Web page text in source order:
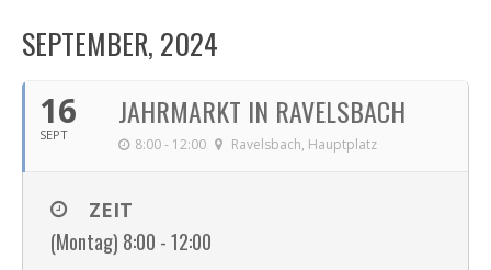
SEPTEMBER, 2024
16
SEPT
JAHRMARKT IN RAVELSBACH
8:00 - 12:00 Ravelsbach, Hauptplatz
ZEIT
(Montag) 8:00 - 12:00